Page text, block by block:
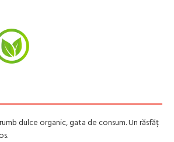
dulce organic, gata de consum. Un răsfăț